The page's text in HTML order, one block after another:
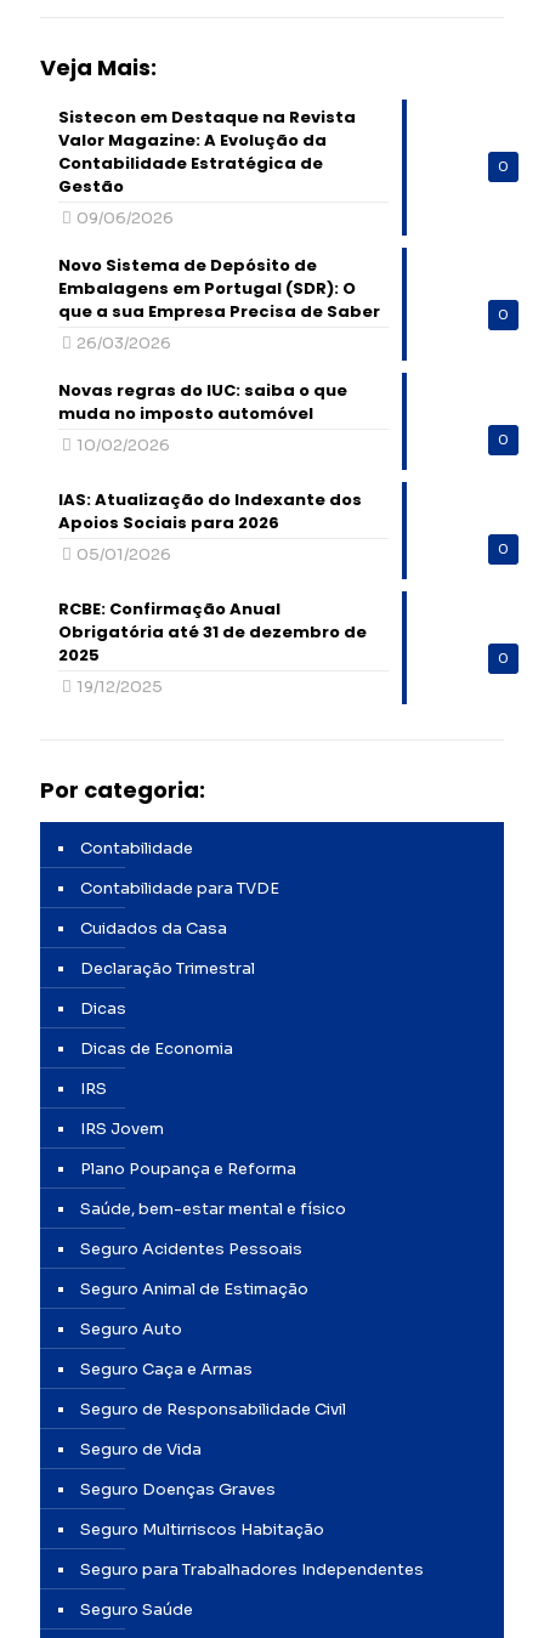
Veja Mais:
0
Sistecon em Destaque na Revista
Valor Magazine: A Evolução da
Contabilidade Estratégica de
Gestão
09/06/2026
0
Novo Sistema de Depósito de
Embalagens em Portugal (SDR): O
que a sua Empresa Precisa de Saber
26/03/2026
0
Novas regras do IUC: saiba o que
muda no imposto automóvel
10/02/2026
0
IAS: Atualização do Indexante dos
Apoios Sociais para 2026
05/01/2026
0
RCBE: Confirmação Anual
Obrigatória até 31 de dezembro de
2025
19/12/2025
Por categoria:
Contabilidade
Contabilidade para TVDE
Cuidados da Casa
Declaraçāo Trimestral
Dicas
Dicas de Economia
IRS
IRS Jovem
Plano Poupança e Reforma
Saúde, bem-estar mental e físico
Seguro Acidentes Pessoais
Seguro Animal de Estimação
Seguro Auto
Seguro Caça e Armas
Seguro de Responsabilidade Civil
Seguro de Vida
Seguro Doenças Graves
Seguro Multirriscos Habitação
Seguro para Trabalhadores Independentes
Seguro Saúde